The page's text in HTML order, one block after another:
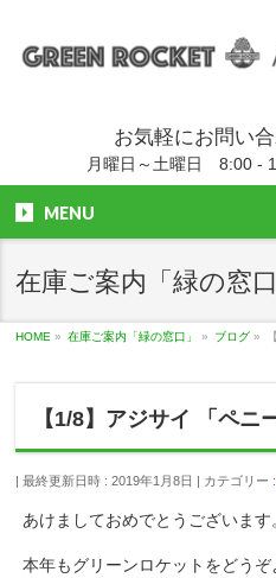
お気軽にお問い
月曜日～土曜日 8:00 -
MENU
在庫ご案内「緑の窓口
HOME » 在庫ご案内「緑の窓口」 » ブログ »
【1/8】アジサイ 「ペニ
最終更新日時 : 2019年1月8日 カテゴリー :
あけましておめでとうございます
本年もグリーンロケットをどうぞ